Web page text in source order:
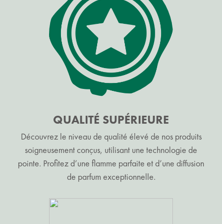
QUALITÉ SUPÉRIEURE
Découvrez le niveau de qualité élevé de nos produits
soigneusement conçus, utilisant une technologie de
pointe. Profitez d’une flamme parfaite et d’une diffusion
de parfum exceptionnelle.